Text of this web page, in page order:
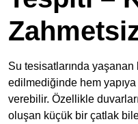
Su tesisatlarında yaşanan
edilmediğinde hem
verebilir. Özellikle
oluşan küçük bir çatlak